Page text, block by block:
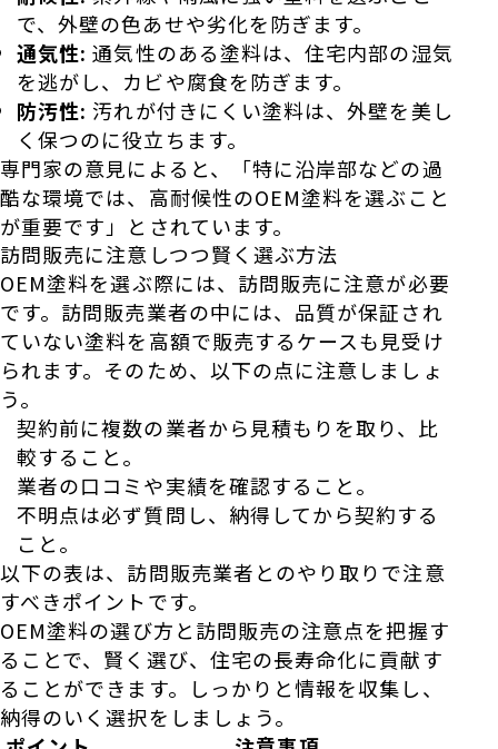
で、外壁の色あせや劣化を防ぎます。
通気性: 通気性のある塗料は、住宅内部の湿気
を逃がし、カビや腐食を防ぎます。
防汚性: 汚れが付きにくい塗料は、外壁を美し
く保つのに役立ちます。
専門家の意見によると、「特に沿岸部などの過
酷な環境では、高耐候性のOEM塗料を選ぶこと
が重要です」とされています。
訪問販売に注意しつつ賢く選ぶ方法
OEM塗料を選ぶ際には、訪問販売に注意が必要
です。訪問販売業者の中には、品質が保証され
ていない塗料を高額で販売するケースも見受け
られます。そのため、以下の点に注意しましょ
う。
契約前に複数の業者から見積もりを取り、比
較すること。
業者の口コミや実績を確認すること。
不明点は必ず質問し、納得してから契約する
こと。
以下の表は、訪問販売業者とのやり取りで注意
すべきポイントです。
OEM塗料の選び方と訪問販売の注意点を把握す
ることで、賢く選び、住宅の長寿命化に貢献す
ることができます。しっかりと情報を収集し、
納得のいく選択をしましょう。